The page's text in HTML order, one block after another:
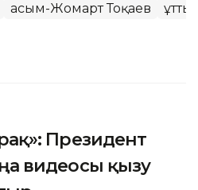
Қасым-Жомарт Тоқаев
Президент
видеосы қызу